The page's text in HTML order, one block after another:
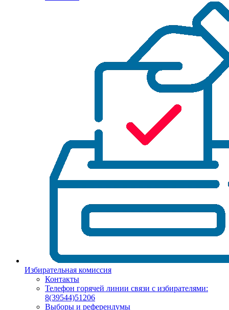
Избирательная комиссия
Контакты
Телефон горячей линии связи с избирателями:
8(39544)51206
Выборы и референдумы